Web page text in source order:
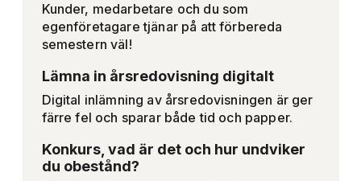
Kunder, medarbetare och du som
egenföretagare tjänar på att förbereda
semestern väl!
Lämna in årsredovisning digitalt
Digital inlämning av årsredovisningen är ger
färre fel och sparar både tid och papper.
Konkurs, vad är det och hur undviker
du obestånd?